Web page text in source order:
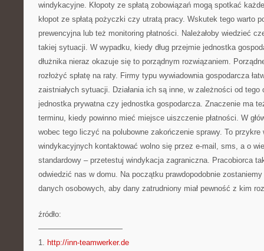
windykacyjne. Kłopoty ze spłatą zobowiązań mogą spotkać
kłopot ze spłatą pożyczki czy utratą pracy. Wskutek tego warto
prewencyjna lub też monitoring płatności. Należałoby wiedzieć
takiej sytuacji. W wypadku, kiedy dług przejmie jednostka
dłużnika nieraz okazuje się to porządnym rozwiązaniem.
rozłożyć spłatę na raty. Firmy typu wywiadownia gospodarcza
zaistniałych sytuacji. Działania ich są inne, w zależności od tego
jednostka prywatna czy jednostka gospodarcza. Znaczenie ma
terminu, kiedy powinno mieć miejsce uiszczenie płatności. W
wobec tego liczyć na polubowne zakończenie sprawy. To przykre
windykacyjnych kontaktować wolno się przez e-mail, sms, a o
standardowy – przetestuj windykacja zagraniczna. Pracobiorca
odwiedzić nas w domu. Na początku prawdopodobnie
danych osobowych, aby dany zatrudniony miał pewność z kim
źródło:
———————————
1. http://inn-teamwerker.de